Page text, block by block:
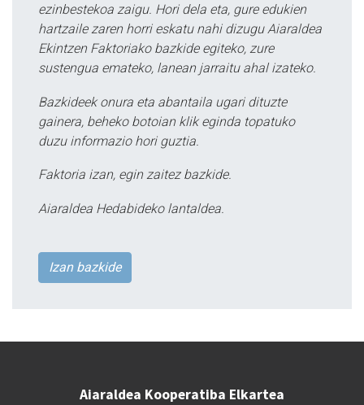
ezinbestekoa zaigu. Hori dela eta, gure edukien
hartzaile zaren horri eskatu nahi dizugu Aiaraldea
Ekintzen Faktoriako bazkide egiteko, zure
sustengua emateko, lanean jarraitu ahal izateko.
Bazkideek onura eta abantaila ugari dituzte
gainera, beheko botoian klik eginda topatuko
duzu informazio hori guztia.
Faktoria izan, egin zaitez bazkide.
Aiaraldea Hedabideko lantaldea.
Izan bazkide
Aiaraldea Kooperatiba Elkartea